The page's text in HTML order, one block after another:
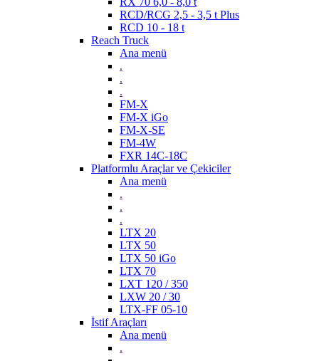
RCD/RCG 2,5 - 3,5 t Plus
RCD 10 - 18 t
Reach Truck
Ana menü
.
.
.
FM-X
FM-X iGo
FM-X-SE
FM-4W
FXR 14C-18C
Platformlu Araçlar ve Çekiciler
Ana menü
.
.
.
LTX 20
LTX 50
LTX 50 iGo
LTX 70
LXT 120 / 350
LXW 20 / 30
LTX-FF 05-10
İstif Araçları
Ana menü
.